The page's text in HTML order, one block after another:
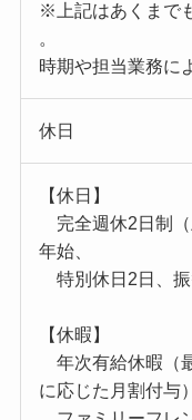
※上記はあくまで
。
時期や担当業務に
休日
【休日】
完全週休2日制（
年始、
特別休日2日、振
【休暇】
年次有給休暇（
に応じた月割付与）